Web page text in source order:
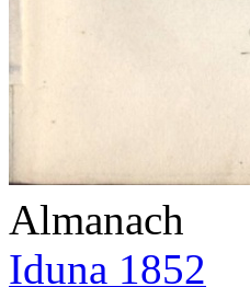
Almanach
Iduna 1852